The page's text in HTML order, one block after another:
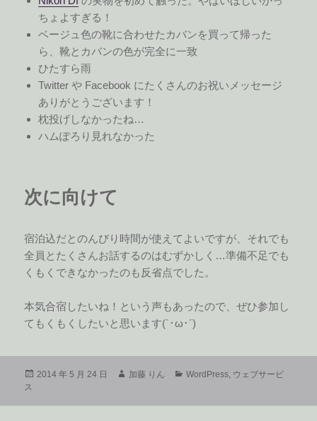
ちょよすぎる！
ベージュ色の靴に合わせたカバンを買って帰った
ら、靴とカバンの色が完全に一致
ひたすら雨
Twitter や Facebook にたくさんのお祝いメッセージ
ありがとうございます！
枕投げしなかったね…
ハムぽろり見れなかった
次に向けて
宿泊込だとのんびり時間が使えてよいですが、それでも
全員とたくさんお話するのはむずかしく…準備不足でも
くもくできなかったのも反省点でした。
本気合宿したいね！という声もあったので、ぜひ参加し
てもくもくしたいと思います(`･ω･´)ゞ
投
2014 年 5 月 24 日
作
加藤 りん
カ
WordPress, ウェブサービ
ス